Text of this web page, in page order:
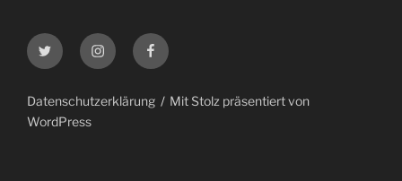
Twitter InstagramFacebook
Datenschutzerklärung
Mit Stolz präsentiert von
WordPress